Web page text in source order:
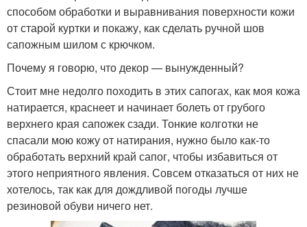
способом обработки и выравнивания поверхности кожи
от старой куртки и покажу, как сделать ручной шов
сапожным шилом с крючком.
Почему я говорю, что декор — вынужденный?
Стоит мне недолго походить в этих сапогах, как моя кожа
натирается, краснеет и начинает болеть от грубого
верхнего края сапожек сзади. Тонкие колготки не
спасали мою кожу от натирания, нужно было как-то
обработать верхний край сапог, чтобы избавиться от
этого неприятного явления. Совсем отказаться от них не
хотелось, так как для дождливой погоды лучше
резиновой обуви ничего нет.